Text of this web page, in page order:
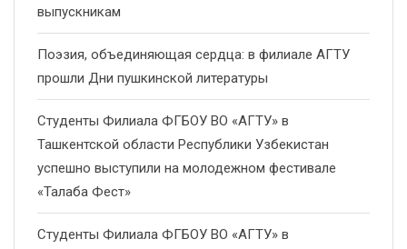
выпускникам
Поэзия, объединяющая сердца: в филиале АГТУ
прошли Дни пушкинской литературы
Студенты Филиала ФГБОУ ВО «АГТУ» в
Ташкентской области Республики Узбекистан
успешно выступили на молодежном фестивале
«Талаба Фест»
Студенты Филиала ФГБОУ ВО «АГТУ» в